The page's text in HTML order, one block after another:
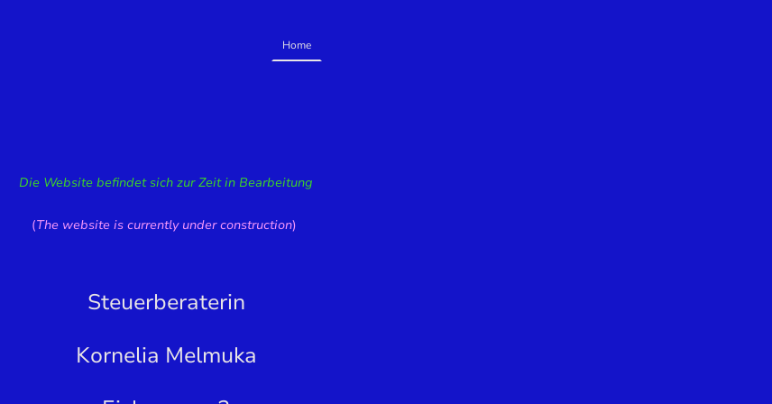
Home
Die Website befindet sich zur Zeit in Bearbeitung
(The website is currently under construction)
Steuerberaterin
Kornelia Melmuka